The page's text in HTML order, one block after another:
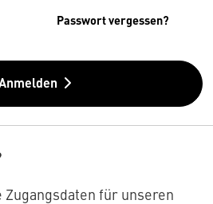
Passwort vergessen?
Zugangsdaten für unseren